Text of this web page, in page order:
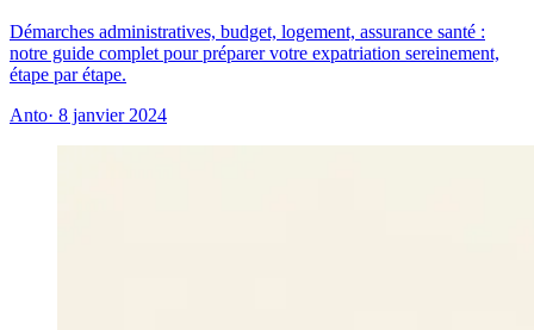
Démarches administratives, budget, logement, assurance santé :
notre guide complet pour préparer votre expatriation sereinement,
étape par étape.
Anto· 8 janvier 2024